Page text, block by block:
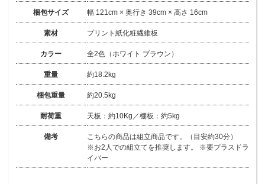
梱包サイズ 幅 121cm × 奥行き 39cm × 高さ 16cm
素材 プリント紙化粧繊維板
カラー 全2色（ホワイト ブラウン）
重量 約18.2kg
梱包重量 約20.5kg
耐荷重 天板：約10Kg／棚板：約5kg
備考
こちらの商品は組立商品です。（目安約30分）
※お2人での組立てを推奨します。 ※要プラスドラ
イバー